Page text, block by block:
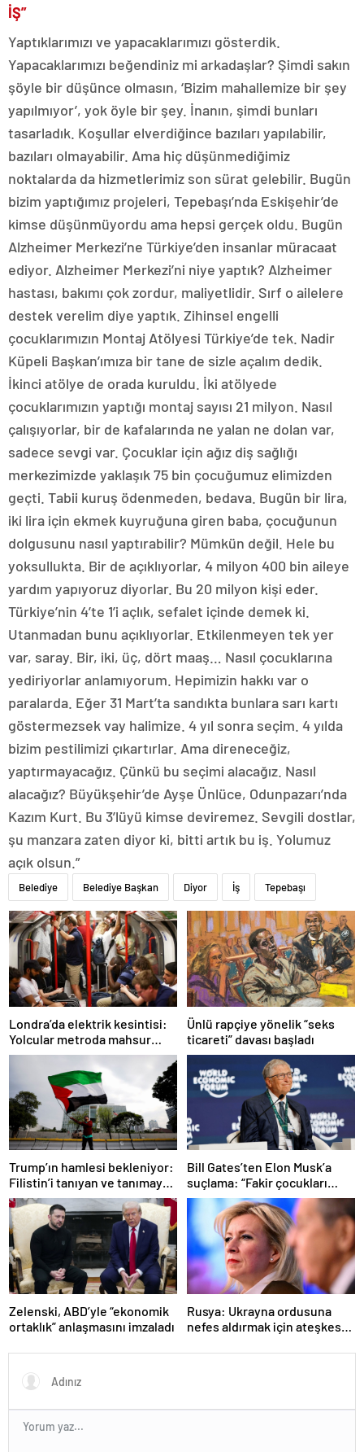
İŞ”
Yaptıklarımızı ve yapacaklarımızı gösterdik.
Yapacaklarımızı beğendiniz mi arkadaşlar? Şimdi sakın
şöyle bir düşünce olmasın, ‘Bizim mahallemize bir şey
yapılmıyor’, yok öyle bir şey. İnanın, şimdi bunları
tasarladık. Koşullar elverdiğince bazıları yapılabilir,
bazıları olmayabilir. Ama hiç düşünmediğimiz
noktalarda da hizmetlerimiz son sürat gelebilir. Bugün
bizim yaptığımız projeleri, Tepebaşı’nda Eskişehir’de
kimse düşünmüyordu ama hepsi gerçek oldu. Bugün
Alzheimer Merkezi’ne Türkiye’den insanlar müracaat
ediyor. Alzheimer Merkezi’ni niye yaptık? Alzheimer
hastası, bakımı çok zordur, maliyetlidir. Sırf o ailelere
destek verelim diye yaptık. Zihinsel engelli
çocuklarımızın Montaj Atölyesi Türkiye’de tek. Nadir
Küpeli Başkan’ımıza bir tane de sizle açalım dedik.
İkinci atölye de orada kuruldu. İki atölyede
çocuklarımızın yaptığı montaj sayısı 21 milyon. Nasıl
çalışıyorlar, bir de kafalarında ne yalan ne dolan var,
sadece sevgi var. Çocuklar için ağız diş sağlığı
merkezimizde yaklaşık 75 bin çocuğumuz elimizden
geçti. Tabii kuruş ödenmeden, bedava. Bugün bir lira,
iki lira için ekmek kuyruğuna giren baba, çocuğunun
dolgusunu nasıl yaptırabilir? Mümkün değil. Hele bu
yoksullukta. Bir de açıklıyorlar, 4 milyon 400 bin aileye
yardım yapıyoruz diyorlar. Bu 20 milyon kişi eder.
Türkiye’nin 4’te 1’i açlık, sefalet içinde demek ki.
Utanmadan bunu açıklıyorlar. Etkilenmeyen tek yer
var, saray. Bir, iki, üç, dört maaş… Nasıl çocuklarına
yediriyorlar anlamıyorum. Hepimizin hakkı var o
paralarda. Eğer 31 Mart’ta sandıkta bunlara sarı kartı
göstermezsek vay halimize. 4 yıl sonra seçim. 4 yılda
bizim pestilimizi çıkartırlar. Ama direneceğiz,
yaptırmayacağız. Çünkü bu seçimi alacağız. Nasıl
alacağız? Büyükşehir’de Ayşe Ünlüce, Odunpazarı’nda
Kazım Kurt. Bu 3’lüyü kimse deviremez. Sevgili dostlar,
şu manzara zaten diyor ki, bitti artık bu iş. Yolumuz
açık olsun.”
Belediye Belediye Başkan Diyor İş Tepebaşı
Londra’da elektrik kesintisi:
Yolcular metroda mahsur
kaldı
Ünlü rapçiye yönelik “seks
ticareti” davası başladı
Trump’ın hamlesi bekleniyor:
Filistin’i tanıyan ve tanımayan
ülkeler hangileri?
Bill Gates’ten Elon Musk’a
suçlama: “Fakir çocukları
öldürdü”
Zelenski, ABD’yle “ekonomik
ortaklık” anlaşmasını imzaladı
Rusya: Ukrayna ordusuna
nefes aldırmak için ateşkes